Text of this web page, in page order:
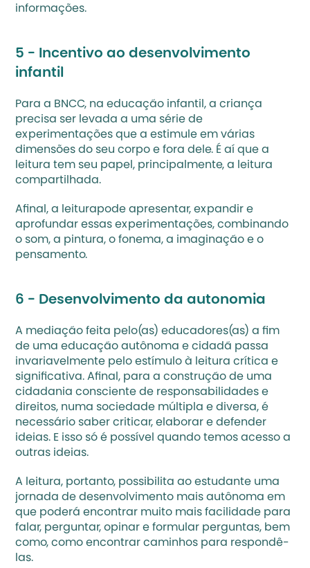
informações.
5 - Incentivo ao desenvolvimento
infantil
Para a BNCC, na educação infantil, a criança
precisa ser levada a uma série de
experimentações que a estimule em várias
dimensões do seu corpo e fora dele. É aí que a
leitura tem seu papel, principalmente, a leitura
compartilhada.
Afinal, a leiturapode apresentar, expandir e
aprofundar essas experimentações, combinando
o som, a pintura, o fonema, a imaginação e o
pensamento.
6 - Desenvolvimento da autonomia
A mediação feita pelo(as) educadores(as) a fim
de uma educação autônoma e cidadã passa
invariavelmente pelo estímulo à leitura crítica e
significativa. Afinal, para a construção de uma
cidadania consciente de responsabilidades e
direitos, numa sociedade múltipla e diversa, é
necessário saber criticar, elaborar e defender
ideias. E isso só é possível quando temos acesso a
outras ideias.
A leitura, portanto, possibilita ao estudante uma
jornada de desenvolvimento mais autônoma em
que poderá encontrar muito mais facilidade para
falar, perguntar, opinar e formular perguntas, bem
como, como encontrar caminhos para respondê-
las.